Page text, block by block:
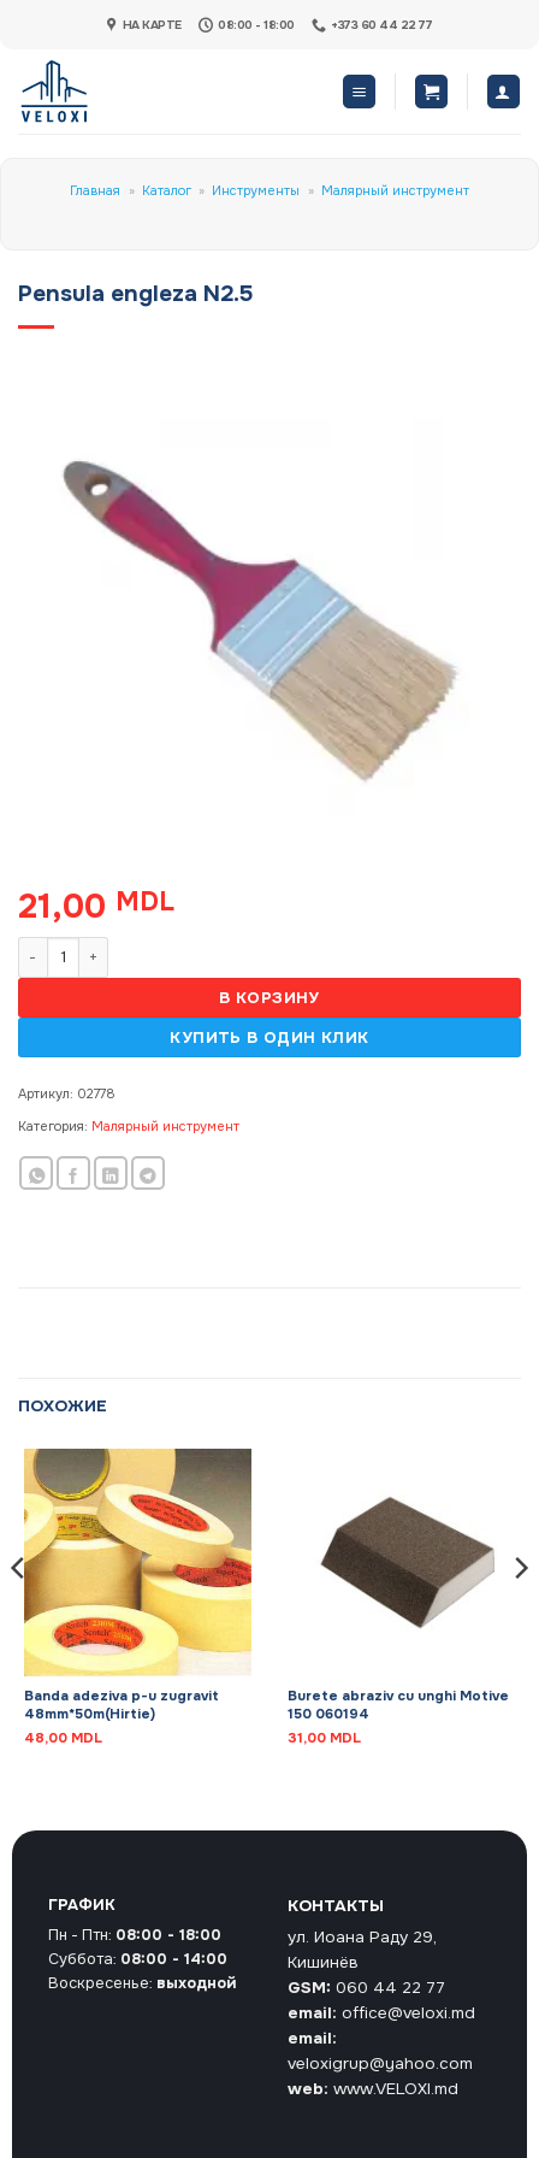
content
НА КАРТЕ 08:00 - 18:00 +373 60 44 22 77
Главная » Каталог » Инструменты » Малярный инструмент
Pensula engleza N2.5
21,00 MDL
Количество товара Pensula engleza N2.5
В КОРЗИНУ
Артикул: 02778
Категория: Малярный инструмент
ПОХОЖИЕ
Banda adeziva p-u zugravit
48mm*50m(Hirtie)
48,00 MDL
Burete abraziv cu unghi Motive
150 060194
31,00 MDL
КОНТАКТЫ
ул. Иоана Раду 29,
Кишинёв
GSM: 060 44 22 77
email: office@veloxi.md
email:
veloxigrup@yahoo.com
web: www.VELOXI.md
ГРАФИК
Пн - Птн: 08:00 - 18:00
Суббота: 08:00 - 14:00
Воскресенье: выходной